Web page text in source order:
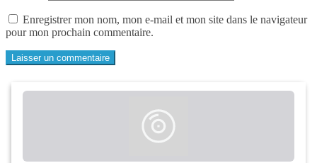
Enregistrer mon nom, mon e-mail et mon site dans le navigateur
pour mon prochain commentaire.